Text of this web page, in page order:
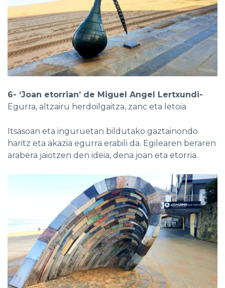
6- ‘Joan etorrian’ de Miguel Angel Lertxundi-
Egurra, altzairu herdoilgaitza, zanc eta letoia
Itsasoan eta inguruetan bildutako gaztainondo
haritz eta akazia egurra erabili da. Egilearen beraren
arabera jaiotzen den ideia, dena joan eta etorria.